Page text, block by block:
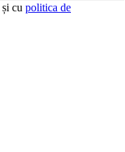
și cu politica de